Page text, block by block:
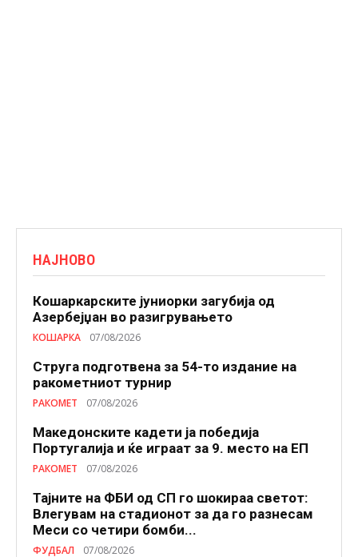
НАЈНОВО
Кошаркарските јуниорки загубија од
Азербејџан во разигрувањето
КОШАРКА 07/08/2026
Струга подготвена за 54-то издание на
ракометниот турнир
РАКОМЕТ 07/08/2026
Македонските кадети ја победија
Португалија и ќе играат за 9. место на ЕП
РАКОМЕТ 07/08/2026
Тајните на ФБИ од СП го шокираа светот:
Влегувам на стадионот за да го разнесам
Меси со четири бомби...
ФУДБАЛ 07/08/2026